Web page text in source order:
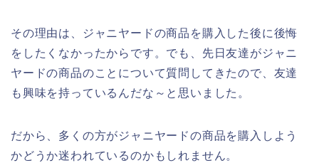
その理由は、ジャニヤードの商品を購入した後に後悔
をしたくなかったからです。でも、先日友達がジャニ
ヤードの商品のことについて質問してきたので、友達
も興味を持っているんだな～と思いました。
だから、多くの方がジャニヤードの商品を購入しよう
かどうか迷われているのかもしれません。